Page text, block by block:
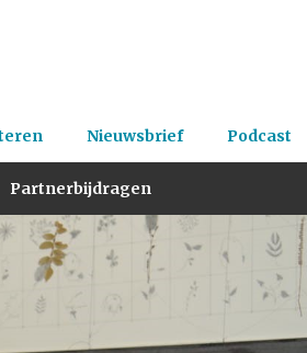
Nieuwsbrief Podcast
Partnerbijdragen